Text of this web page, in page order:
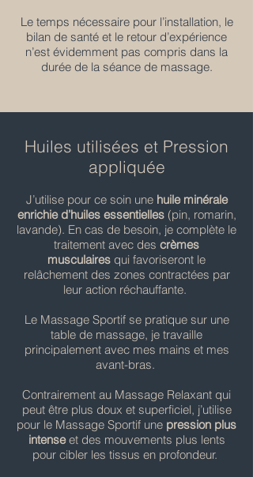
Le temps nécessaire pour l’installation, le
bilan de santé et le retour d’expérience
n’est évidemment pas compris dans la
durée de la séance de massage.
Huiles utilisées et Pression
appliquée
J’utilise pour ce soin une huile minérale
enrichie d’huiles essentielles(pin, romarin,
lavande). En cas de besoin, je complète le
traitement avec des crèmes
musculaires qui favoriseront le
relâchement des zones contractées par
leur action réchauffante.
Le Massage Sportif se pratique sur une
table de massage, je travaille
principalement avec mes mains et mes
avant-bras.
Contrairement au Massage Relaxant qui
peut être plus doux et superficiel, j’utilise
pour le Massage Sportif une pression plus
intenseet des mouvements plus lents
pour cibler les tissus en profondeur.